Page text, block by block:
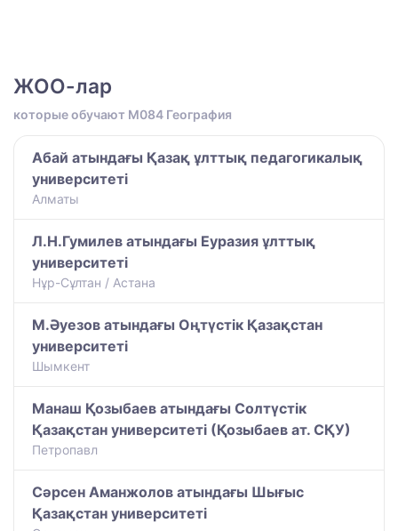
ЖОО-лар
которые обучают M084 География
Абай атындағы Қазақ ұлттық педагогикалық
университеті
Алматы
Л.Н.Гумилев атындағы Еуразия ұлттық
университеті
Нұр-Сұлтан / Астана
М.Әуезов атындағы Оңтүстік Қазақстан
университеті
Шымкент
Манаш Қозыбаев атындағы Солтүстік
Қазақстан университеті (Қозыбаев ат. СҚУ)
Петропавл
Сәрсен Аманжолов атындағы Шығыс
Қазақстан университеті